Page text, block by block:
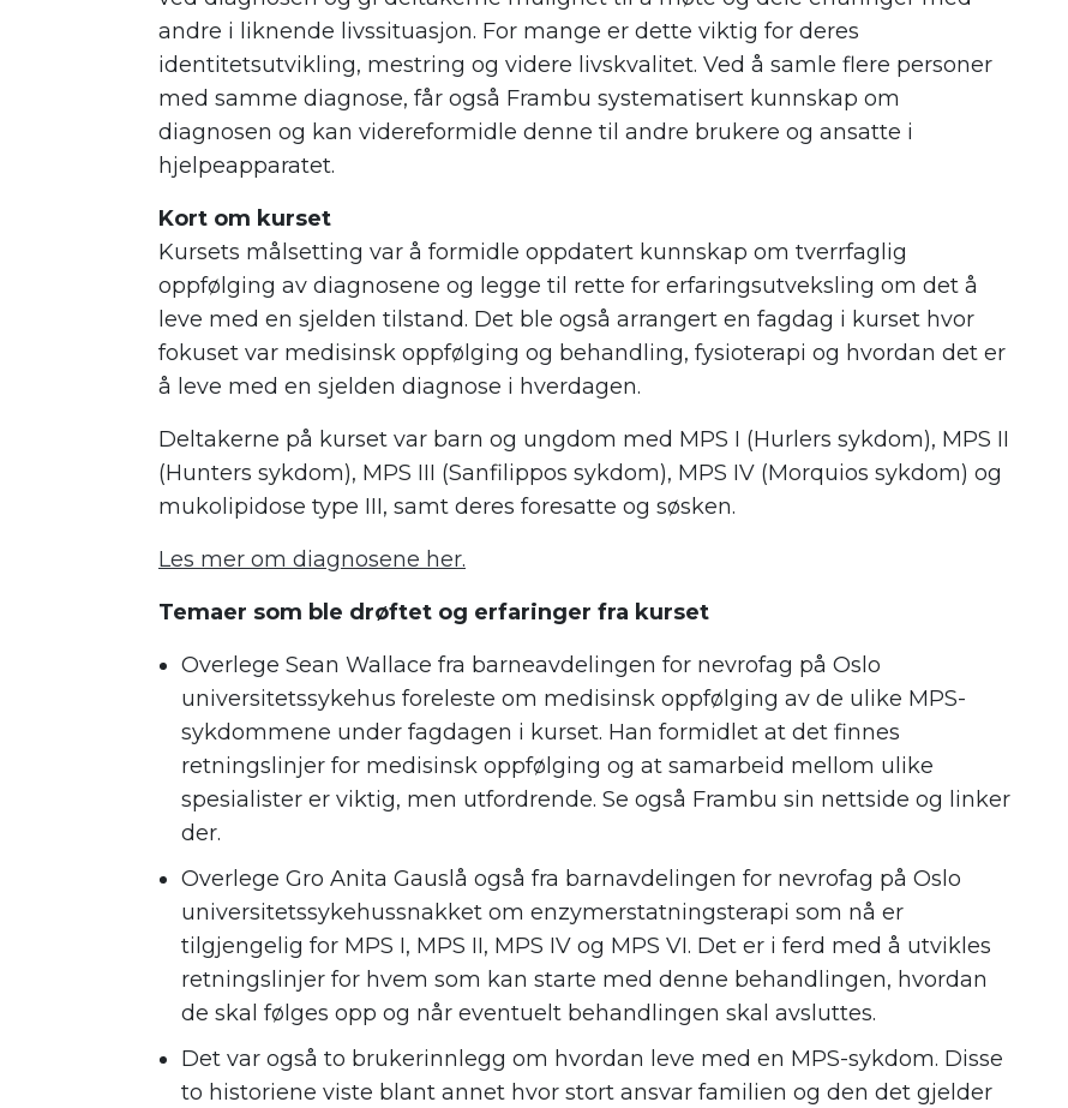
andre i liknende livssituasjon. For mange er dette viktig for deres
identitetsutvikling, mestring og videre livskvalitet. Ved å samle flere personer
med samme diagnose, får også Frambu systematisert kunnskap om
diagnosen og kan videreformidle denne til andre brukere og ansatte i
hjelpeapparatet.
Kort om kurset
Kursets målsetting var å formidle oppdatert kunnskap om tverrfaglig
oppfølging av diagnosene og legge til rette for erfaringsutveksling om det å
leve med en sjelden tilstand. Det ble også arrangert en fagdag i kurset hvor
fokuset var medisinsk oppfølging og behandling, fysioterapi og hvordan det er
å leve med en sjelden diagnose i hverdagen.
Deltakerne på kurset var barn og ungdom med MPS I (Hurlers sykdom), MPS II
(Hunters sykdom), MPS III (Sanfilippos sykdom), MPS IV (Morquios sykdom) og
mukolipidose type III, samt deres foresatte og søsken.
Les mer om diagnosene her.
Temaer som ble drøftet og erfaringer fra kurset
Overlege Sean Wallace fra barneavdelingen for nevrofag på Oslo
universitetssykehus foreleste om medisinsk oppfølging av de ulike MPS-
sykdommene under fagdagen i kurset. Han formidlet at det finnes
retningslinjer for medisinsk oppfølging og at samarbeid mellom ulike
spesialister er viktig, men utfordrende. Se også Frambu sin nettside og linker
der.
Overlege Gro Anita Gauslå også fra barnavdelingen for nevrofag på Oslo
universitetssykehussnakket om enzymerstatningsterapi som nå er
tilgjengelig for MPS I, MPS II, MPS IV og MPS VI. Det er i ferd med å utvikles
retningslinjer for hvem som kan starte med denne behandlingen, hvordan
de skal følges opp og når eventuelt behandlingen skal avsluttes.
Det var også to brukerinnlegg om hvordan leve med en MPS-sykdom. Disse
to historiene viste blant annet hvor stort ansvar familien og den det gjelder